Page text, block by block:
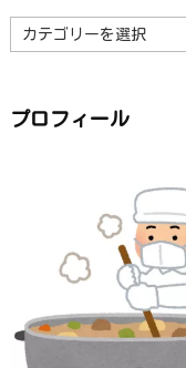
テ
ゴ
ら
探
プロフィール